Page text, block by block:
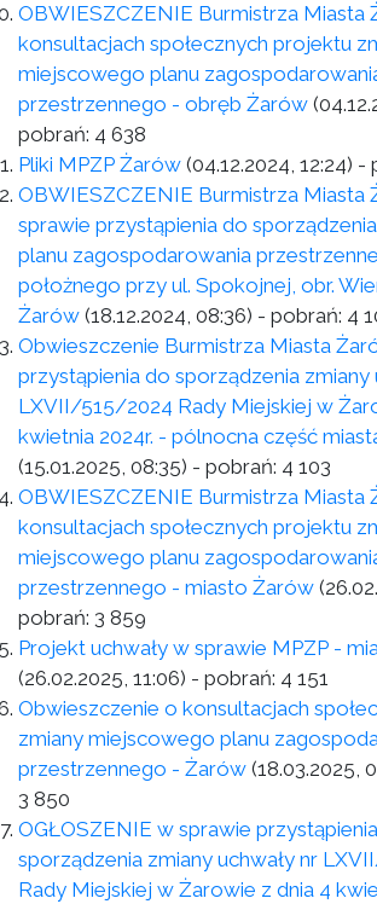
OBWIESZCZENIE Burmistrza Miasta
konsultacjach społecznych projektu
miejscowego planu
przestrzennego - obręb Żarów
pobrań: 4 638
Pliki MPZP Żarów (04.12.2024, 12:24) -
OBWIESZCZENIE Burmistrza Miasta
sprawie przystąpienia do
planu zagospodarowania
położnego przy ul. Spokojnej, obr.
Żarów (18.12.2024, 08:36) - pobrań: 4
Obwieszczenie Burmistrza Miasta
przystąpienia do sporządzenia zmiany
LXVII/515/2024 Rady Miejskiej w
kwietnia 2024r. - pólnocna część
(15.01.2025, 08:35) - pobrań: 4 103
OBWIESZCZENIE Burmistrza Miasta
konsultacjach społecznych projektu
miejscowego planu
przestrzennego - miasto Żarów
pobrań: 3 859
Projekt uchwały w sprawie MPZP -
(26.02.2025, 11:06) - pobrań: 4 151
Obwieszczenie o konsultacjach
zmiany miejscowego planu
przestrzennego - Żarów (18.03.2025,
3 850
OGŁOSZENIE w sprawie
sporządzenia zmiany uchwały nr
Rady Miejskiej w Żarowie z dnia 4